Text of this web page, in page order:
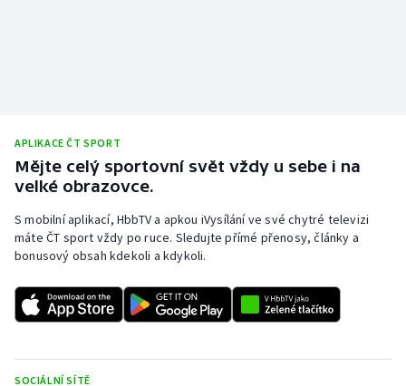
Rychlobruslení
Rychlostní kanoistika
Short track
Sportovní střelba
Stolní tenis
Triatlon
APLIKACE ČT SPORT
Mějte celý sportovní svět vždy u sebe i na
velké obrazovce.
S mobilní aplikací, HbbTV a apkou iVysílání ve své chytré televizi
máte ČT sport vždy po ruce. Sledujte přímé přenosy, články a
bonusový obsah kdekoli a kdykoli.
SOCIÁLNÍ SÍTĚ